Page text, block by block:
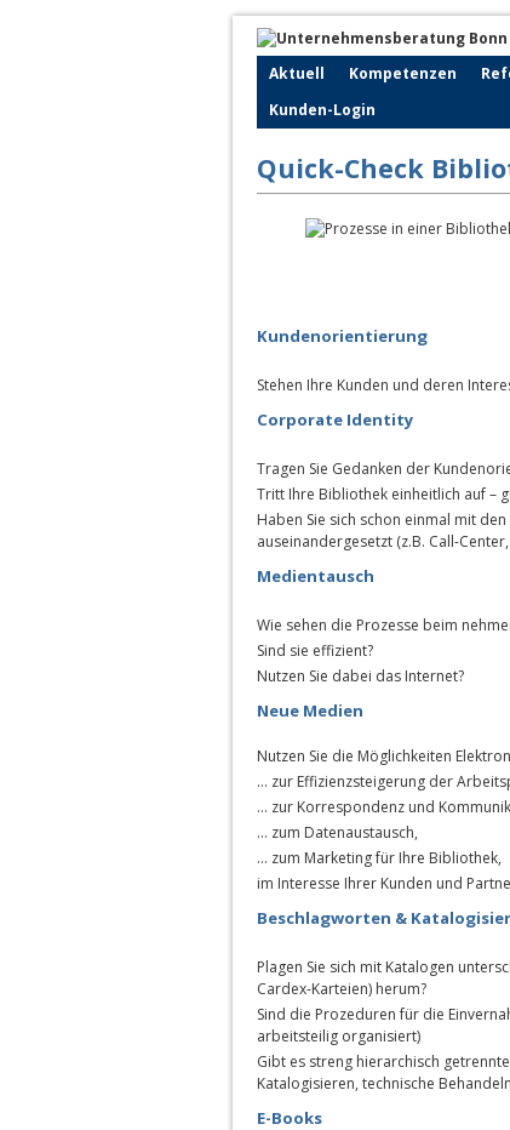
Aktuell Kompetenzen
Kunden-Login
Quick-Check
Kundenorientierung
Stehen Ihre Kunden und deren
Corporate Identity
Tragen Sie Gedanken der
Tritt Ihre Bibliothek einheitlich auf –
Haben Sie sich schon einmal mit
auseinandergesetzt (z.B. Call-
Medientausch
Wie sehen die Prozesse beim
Sind sie effizient?
Nutzen Sie dabei das Internet?
Neue Medien
Nutzen Sie die Möglichkeiten
… zur Effizienzsteigerung der
… zur Korrespondenz und
… zum Datenaustausch,
… zum Marketing für Ihre Bibliothek,
im Interesse Ihrer Kunden und
Beschlagworten &
Plagen Sie sich mit Katalogen
Cardex-Karteien) herum?
Sind die Prozeduren für die
arbeitsteilig organisiert)
Gibt es streng hierarchisch
Katalogisieren, technische
E-Books